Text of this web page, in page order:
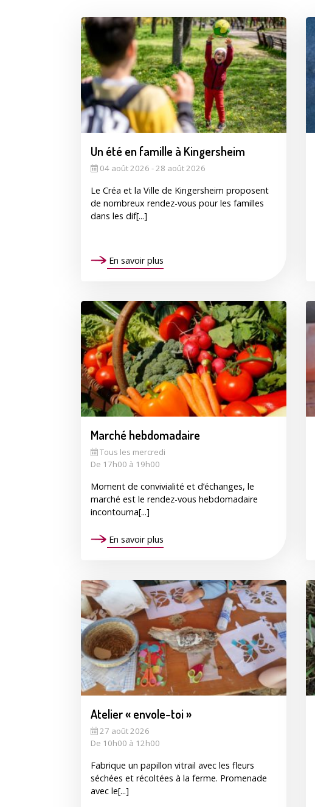
Un été en famille à Kingersheim
04 août 2026 - 28 août 2026
Le Créa et la Ville de Kingersheim proposent
de nombreux rendez-vous pour les familles
dans les dif[...]
En savoir plus
Marché hebdomadaire
Tous les mercredi
De 17h00 à 19h00
Moment de convivialité et d’échanges, le
marché est le rendez-vous hebdomadaire
incontourna[...]
En savoir plus
Atelier « envole-toi »
27 août 2026
De 10h00 à 12h00
Fabrique un papillon vitrail avec les fleurs
séchées et récoltées à la ferme. Promenade
avec le[...]